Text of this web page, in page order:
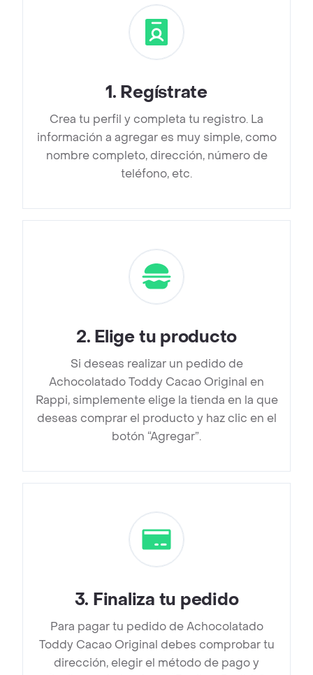
1. Regístrate
Crea tu perfil y completa tu registro. La
información a agregar es muy simple, como
nombre completo, dirección, número de
teléfono, etc.
2. Elige tu producto
Si deseas realizar un pedido de
Achocolatado Toddy Cacao Original en
Rappi, simplemente elige la tienda en la que
deseas comprar el producto y haz clic en el
botón “Agregar”.
3. Finaliza tu pedido
Para pagar tu pedido de Achocolatado
Toddy Cacao Original debes comprobar tu
dirección, elegir el método de pago y